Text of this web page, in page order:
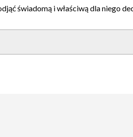
świadomą i właściwą dla niego